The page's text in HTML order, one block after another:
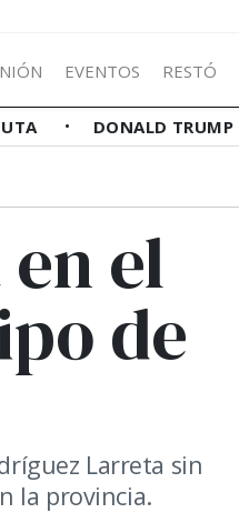
EVENTOS RESTÓ
DONALD TRUMP
el
de
Larreta sin
la provincia.